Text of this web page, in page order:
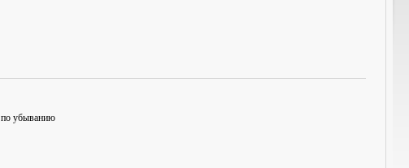
по убыванию